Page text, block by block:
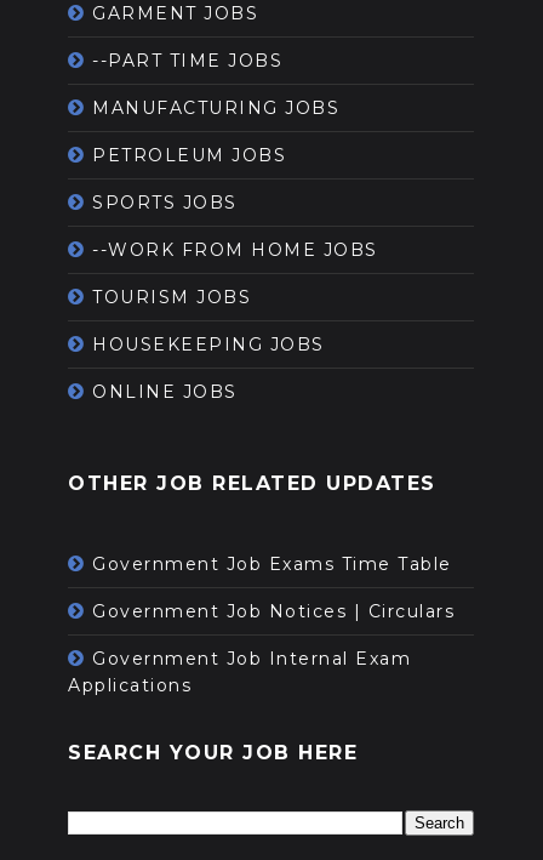
GARMENT JOBS
--PART TIME JOBS
MANUFACTURING JOBS
PETROLEUM JOBS
SPORTS JOBS
--WORK FROM HOME JOBS
TOURISM JOBS
HOUSEKEEPING JOBS
ONLINE JOBS
OTHER JOB RELATED UPDATES
Government Job Exams Time Table
Government Job Notices | Circulars
Government Job Internal Exam
Applications
SEARCH YOUR JOB HERE